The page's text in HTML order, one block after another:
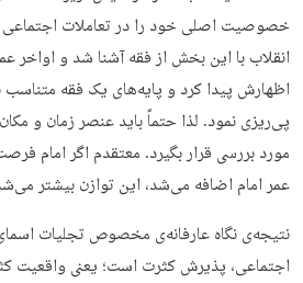
خصوصیت اصلی خود را در تعاملات اجتماعی
انقلاب با این بخش از فقه آشنا شد و اواخر
اظهارش پیدا کرد و پایه‌های یک فقه متناسب
پی‌ریزی نمود. لذا حتماً باید عنصر زمان و
مورد بررسی قرار بگیرد. معتقدم اگر امام
عمر امام اضافه می‌شد، این توازن بیشتر
نتیجه‌ی نگاه عارفانه‌ی مخصوص تجلیات
اجتماعی، پذیرش کثرت است؛ یعنی واقعیت